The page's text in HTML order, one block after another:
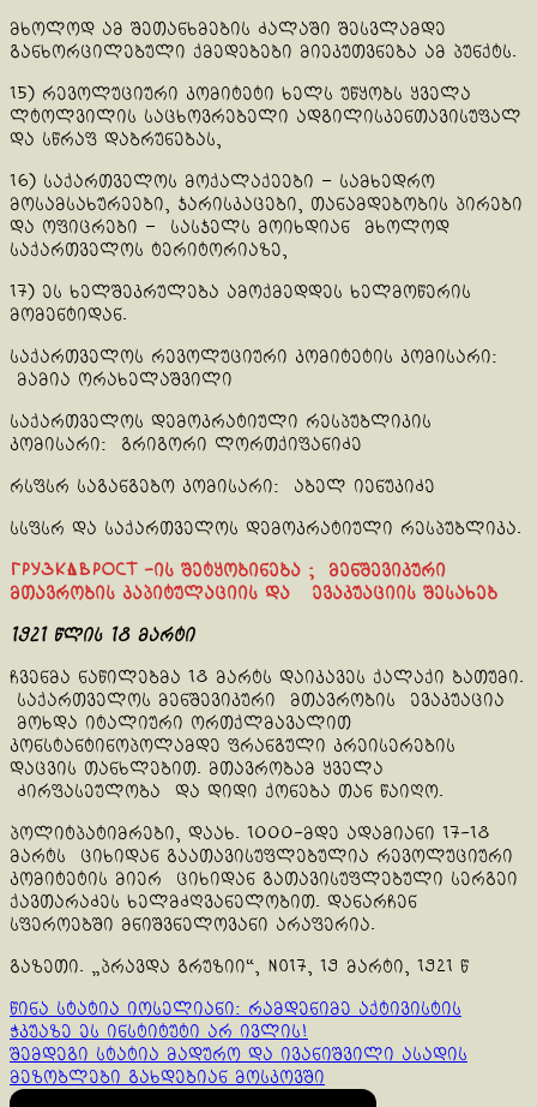
მხოლოდ ამ შეთანხმების ძალაში შესვლამდე
განხორცილებული ქმედებები მიეკუთვნება ამ პუნქტს.
15) რევოლუციური კომიტეტი ხელს უწყობს ყველა
ლტოლვილის საცხოვრებელი ადგილისკენთავისუფალ
და სწრაფ დაბრუნებას,
16) საქართველოს მოქალაქეები – სამხედრო
მოსამსახურეები, ჯარისკაცები, თანამდებობის პირები
და ოფიცრები – სასჯელს მოიხდიან მხოლოდ
საქართველოს ტერიტორიაზე,
17) ეს ხელშეკრულება ამოქმედდეს ხელმოწერის
მომენტიდან.
საქართველოს რევოლუციური კომიტეტის კომისარი:
მამია ორახელაშვილი
საქართველოს დემოკრატიული რესპუბლიკის
კომისარი: გრიგორი ლორთქიფანიძე
რსფსრ საგანგებო კომისარი: აბელ იენუკიძე
სსფსრ და საქართველოს დემოკრატიული რესპუბლიკა.
ГРУЗКАВРОСТ -ის შეტყობინება ; მენშევიკური
მთავრობის კაპიტულაციის და ევაკუაციის შესახებ
1921 წლის 18 მარტი
ჩვენმა ნაწილებმა 18 მარტს დაიკავეს ქალაქი ბათუმი.
საქართველოს მენშევიკური მთავრობის ევაკუაცია
მოხდა იტალიური ორთქლმავალით
კონსტანტინოპოლამდე ფრანგული კრეისერების
დაცვის თანხლებით. მთავრობამ ყველა
ძირფასეულობა და დიდი ქონება თან წაიღო.
პოლიტპატიმრები, დაახ. 1000-მდე ადამიანი 17-18
მარტს ციხიდან გაათავისუფლებულია რევოლუციური
კომიტეტის მიერ ციხიდან გათავისუფლებული სერგეი
ქავთარაძეს ხელმძღვანელობით. დანარჩენ
სფეროებში მნიშვნელოვანი არაფერია.
გაზეთი. „პრავდა გრუზიი“, No17, 19 მარტი, 1921 წ
Continue
Reading
წინა სტატია იოსელიანი: რამდენიმე აქტივისტის
ჭკუაზე ეს ინსტიტუტი არ ივლის!
შემდეგი სტატია მადურო და ივანიშვილი ასადის
მეზობლები გახდებიან მოსკოვში